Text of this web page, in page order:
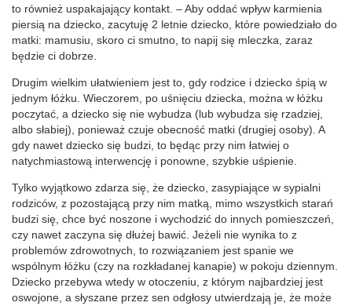
to również uspakajający kontakt. – Aby oddać wpływ karmienia
piersią na dziecko, zacytuję 2 letnie dziecko, które powiedziało do
matki: mamusiu, skoro ci smutno, to napij się mleczka, zaraz
będzie ci dobrze.
Drugim wielkim ułatwieniem jest to, gdy rodzice i dziecko śpią w
jednym łóżku. Wieczorem, po uśnięciu dziecka, można w łóżku
poczytać, a dziecko się nie wybudza (lub wybudza się rzadziej,
albo słabiej), ponieważ czuje obecność matki (drugiej osoby). A
gdy nawet dziecko się budzi, to będąc przy nim łatwiej o
natychmiastową interwencję i ponowne, szybkie uśpienie.
Tylko wyjątkowo zdarza się, że dziecko, zasypiające w sypialni
rodziców, z pozostającą przy nim matką, mimo wszystkich starań
budzi się, chce być noszone i wychodzić do innych pomieszczeń,
czy nawet zaczyna się dłużej bawić. Jeżeli nie wynika to z
problemów zdrowotnych, to rozwiązaniem jest spanie we
wspólnym łóżku (czy na rozkładanej kanapie) w pokoju dziennym.
Dziecko przebywa wtedy w otoczeniu, z którym najbardziej jest
oswojone, a słyszane przez sen odgłosy utwierdzają je, że może